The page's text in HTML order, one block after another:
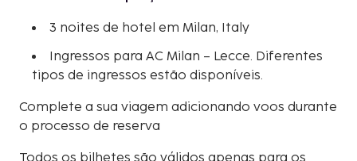
3 noites de hotel em Milan, Italy
Ingressos para AC Milan – Lecce. Diferentes
tipos de ingressos estão disponíveis.
Complete a sua viagem adicionando voos durante
o processo de reserva